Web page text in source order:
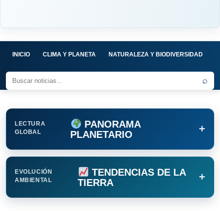
INICIO CLIMA Y PLANETA NATURALEZA Y BIODIVERSIDAD
⌕
LECTURA
GLOBAL
PANORAMA
PLANETARIO
+
EVOLUCIÓN
AMBIENTAL
TENDENCIAS DE LA
TIERRA
+